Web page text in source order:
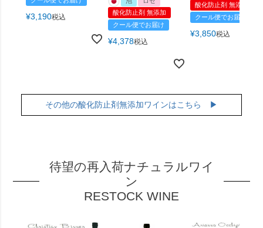
¥3,190税込
酸化防止剤 無添加
クール便でお届け
¥4,378税込
酸化防止剤 無添加
クール便でお届け
¥3,850税込
その他の酸化防止剤無添加ワインはこちら ▶
待望の再入荷ナチュラルワイ
ン
RESTOCK WINE